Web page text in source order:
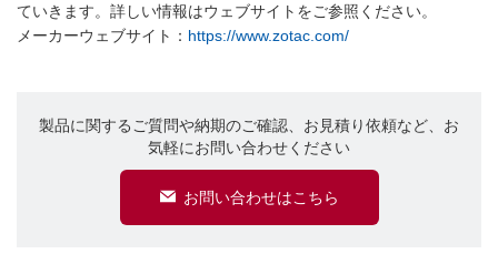
ていきます。詳しい情報はウェブサイトをご参照ください。
メーカーウェブサイト： https://www.zotac.com/
製品に関するご質問や納期のご確認、お見積り依頼など、お
気軽にお問い合わせください
お問い合わせはこちら